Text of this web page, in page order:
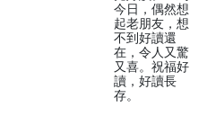
今日，偶然想
起老朋友，想
不到好讀還
在，令人又驚
又喜。祝福好
讀，好讀長
存。